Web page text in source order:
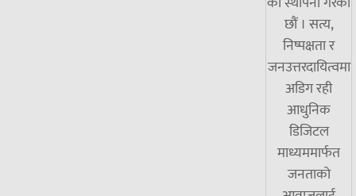
छौं । सत्य,
निष्पक्षता र
जनउत्तरदायित्वमा
अडिग रही
आधुनिक
डिजिटल
माध्यममार्फत
जनताको